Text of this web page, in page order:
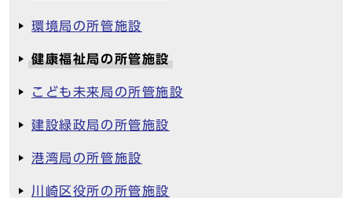
環境局の所管施設
健康福祉局の所管施設
こども未来局の所管施設
建設緑政局の所管施設
港湾局の所管施設
川崎区役所の所管施設